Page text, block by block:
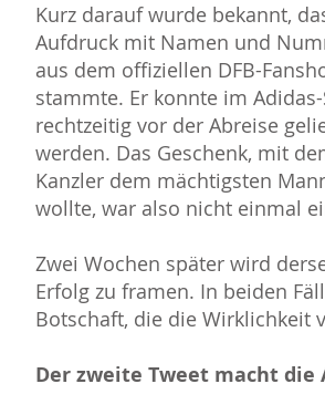
Kurz darauf wurde bekannt,
Aufdruck mit Namen und
aus dem offiziellen DFB-
stammte. Er konnte im
rechtzeitig vor der Abreise
werden. Das Geschenk, mit
Kanzler dem mächtigsten
wollte, war also nicht einmal
Zwei Wochen später wird
Erfolg zu framen. In beiden
Botschaft, die die Wirklichkeit
Der zweite Tweet macht